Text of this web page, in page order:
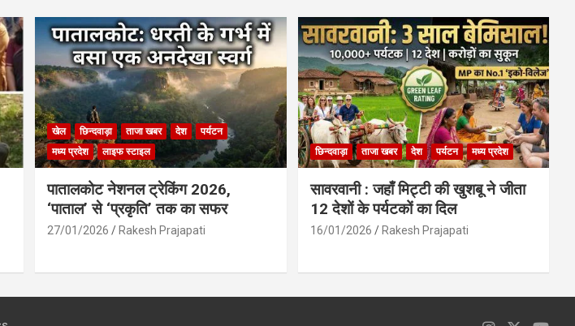
o
o
k
A
p
p
खेल छिन्दवाड़ा ताजा खबर देश
पर्यटन
मध्य प्रदेश
लाइफ स्टाइल
पातालकोट नेशनल ट्रेकिंग 2026,
‘पाताल’ से ‘प्रकृति’ तक का सफर
27/01/2026 Rakesh Prajapati
छिन्दवाड़ा ताजा खबर देश पर्यटन मध्य प्रदेश
सावरवानी : जहाँ मिट्टी की खुशबू ने जीता
12 देशों के पर्यटकों का दिल
16/01/2026 Rakesh Prajapati